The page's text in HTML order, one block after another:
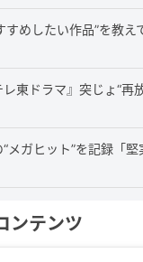
めしたい作品”を教え
東ドラマ』突じょ“再
メガヒット”を記録「
ンテンツ